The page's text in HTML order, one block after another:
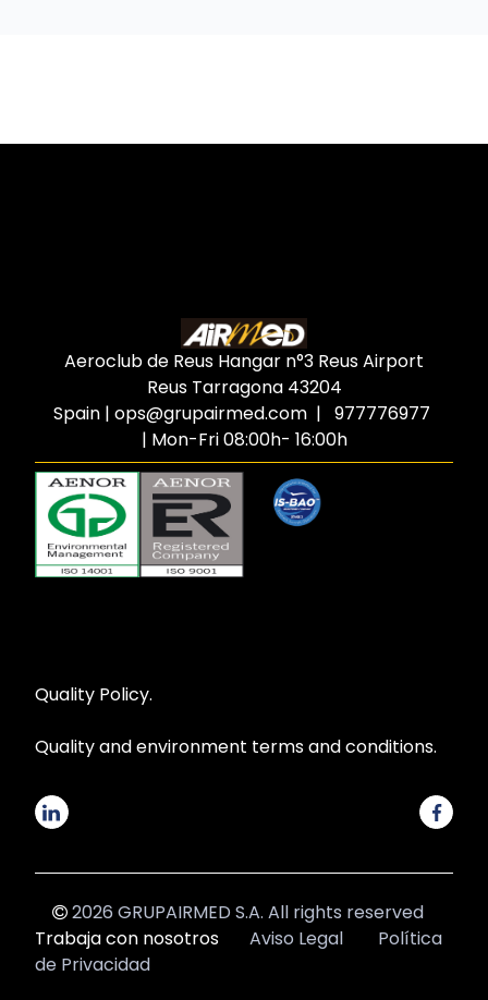
Aeroclub de Reus Hangar n°3 Reus Airport
Reus Tarragona 43204
Spain | ops@grupairmed.com | 977776977
| Mon-Fri 08:00h- 16:00h
Quality Policy.
Quality and environment terms and conditions.
2026 GRUPAIRMED S.A. All rights reserved
Trabaja con nosotros
Aviso Legal
Política
de Privacidad